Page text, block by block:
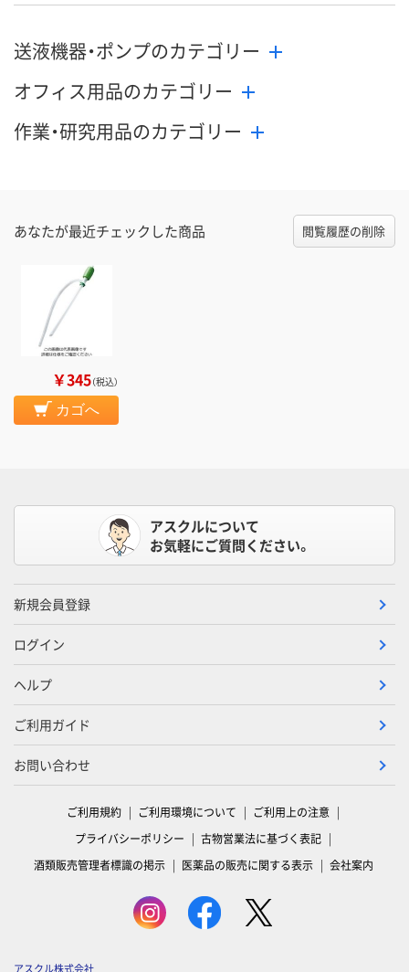
送液機器・ポンプのカテゴリー
オフィス用品のカテゴリー
作業・研究用品のカテゴリー
あなたが最近チェックした商品 閲覧履歴の削除
￥345（税込）
カゴへ
アスクルについて
お気軽にご質問ください。
新規会員登録
ログイン
ヘルプ
ご利用ガイド
お問い合わせ
ご利用規約 ご利用環境について
ご利用上の注意
プライバシーポリシー
古物営業法に基づく表記
酒類販売管理者標識の掲示
医薬品の販売に関する表示 会社案内
アスクル株式会社